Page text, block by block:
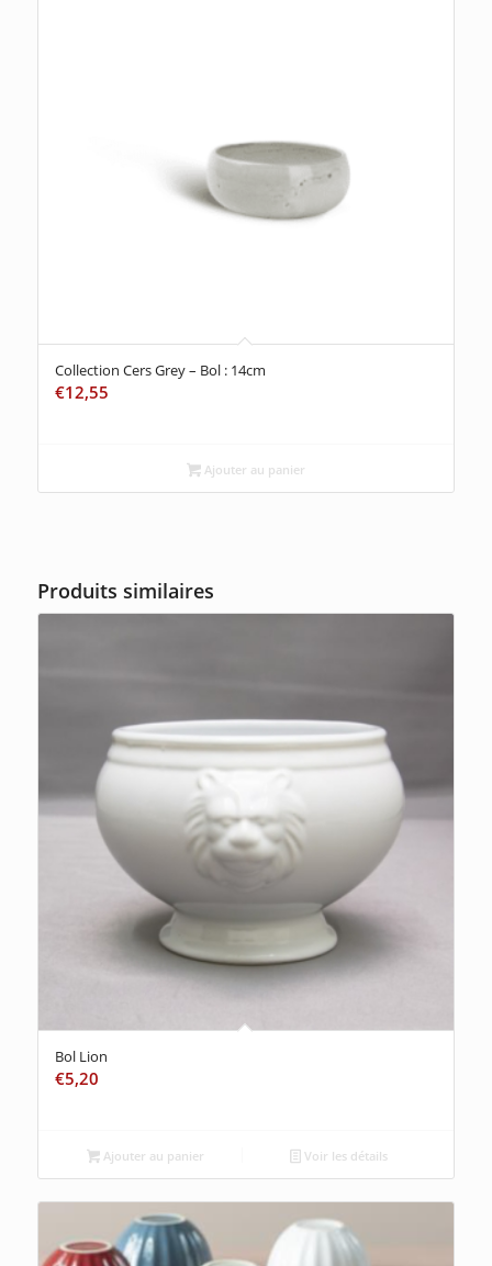
Collection Cers Grey – Bol : 14cm
€12,55
Ajouter au panier
Produits similaires
Bol Lion
€5,20
Ajouter au panier Voir les détails